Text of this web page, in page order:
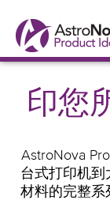
印您
AstroNova
台式打印机
材料的完整系